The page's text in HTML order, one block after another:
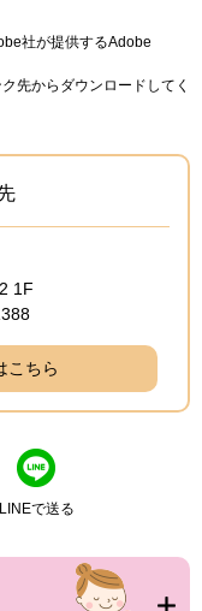
社が提供するAdobe
先からダウンロードしてく
1F
こちら
LINEで送る